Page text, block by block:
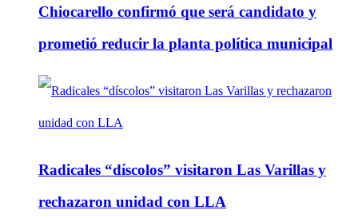
Chiocarello confirmó que será candidato y
prometió reducir la planta política municipal
Radicales “díscolos” visitaron Las Varillas y
rechazaron unidad con LLA